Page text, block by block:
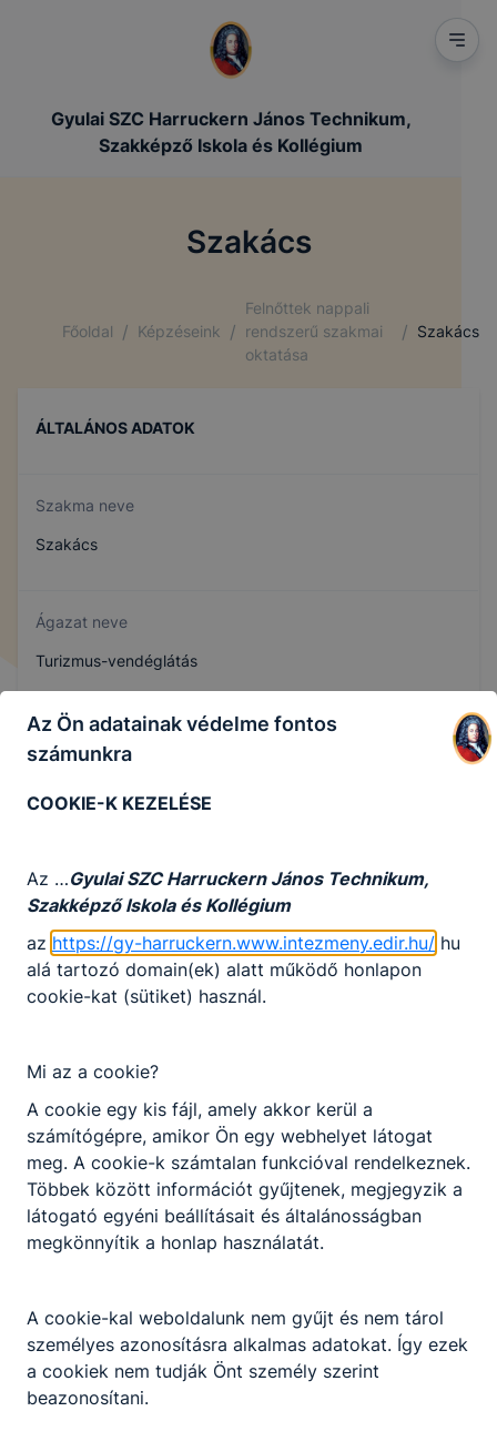
Gyulai SZC Harruckern János Technikum,
Szakképző Iskola és Kollégium
Szakács
Főoldal / Képzéseink /
Felnőttek nappali
rendszerű szakmai
oktatása
/ Szakács
ÁLTALÁNOS ADATOK
Szakma neve
Szakács
Ágazat neve
Turizmus-vendéglátás
Szakmajegyzék száma
Választható szakmairányok:
Nem válaszható
KKK letöltése (pdf)
PTT letöltése (pdf)
Okleveles technikusképzés
Nem
Turizmus-vendéglátás ágazat képzése, amely
az egyik legrégebbi szakma. A napi szükséglet
kielégítésének kiszolgálása mellett kulináris
élményt is nyújt a vendégek számára. Szinte
minden társadalmi, családi, vallási eseményben
szerepe van az étkezésnek, így a főzésnek is, ami
a szakács fő tevékenységi köre. A szakács
remek ízérzékével és kreativitásával meg persze
fűszerekkel, ízesítőkkel. A vendéglátóipar
termelési területén, kihelyezett vagy ﬁx éttermi
konyhán dolgozó szakember, aki több területen
lát el feladatokat, mint például közétkeztetésben,
Az Ön adatainak védelme fontos
számunkra
COOKIE-K KEZELÉSE
Az …Gyulai SZC Harruckern János Technikum,
Szakképző Iskola és Kollégium
az https://gy-harruckern.www.intezmeny.edir.hu/ hu
alá tartozó domain(ek) alatt működő honlapon
cookie-kat (sütiket) használ.
Mi az a cookie?
A cookie egy kis fájl, amely akkor kerül a
számítógépre, amikor Ön egy webhelyet látogat
meg. A cookie-k számtalan funkcióval rendelkeznek.
Többek között információt gyűjtenek, megjegyzik a
látogató egyéni beállításait és általánosságban
megkönnyítik a honlap használatát.
A cookie-kal weboldalunk nem gyűjt és nem tárol
személyes azonosításra alkalmas adatokat. Így ezek
a cookiek nem tudják Önt személy szerint
beazonosítani.